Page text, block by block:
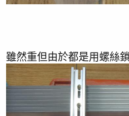
更新主缸與檢疫缸2020-
雖然重但由於都是用螺絲